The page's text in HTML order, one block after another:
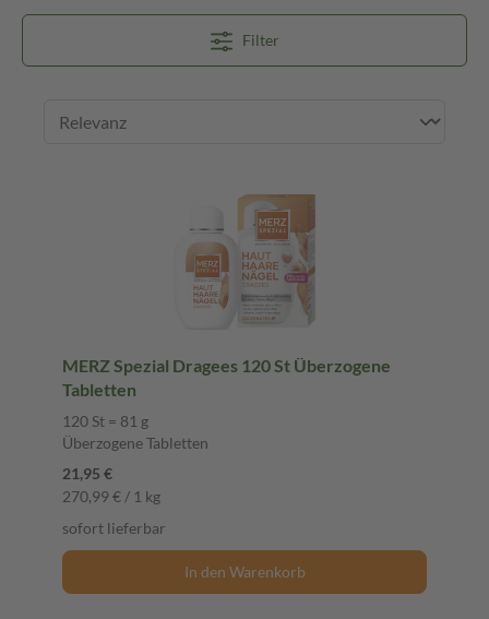
Filter
MERZ Spezial Dragees 120 St Überzogene
Tabletten
120 St = 81 g
Überzogene Tabletten
21,95 €
270,99 € / 1 kg
sofort lieferbar
In den Warenkorb